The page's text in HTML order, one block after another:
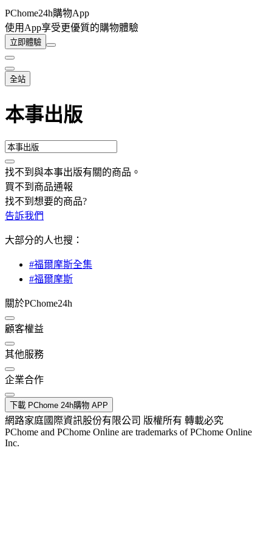
PChome24h購物App
使用App享受更優質的購物體驗
立即體驗
全站
本事出版
找不到與本事出版有關的商品 。
買不到商品通報
找不到想要的商品?
告訴我們
大部分的人也搜：
#福爾摩斯全集
#福爾摩斯
關於PChome24h
顧客權益
其他服務
企業合作
下載 PChome 24h購物 APP
網路家庭國際資訊股份有限公司 版權所有 轉載必究
PChome and PChome Online are trademarks of PChome Online
Inc.